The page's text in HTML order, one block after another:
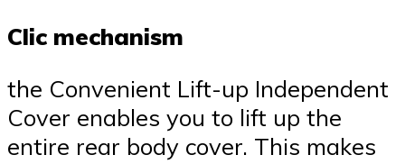
Clic mechanism
the Convenient Lift-up Independent
Cover enables you to lift up the
entire rear body cover. This makes